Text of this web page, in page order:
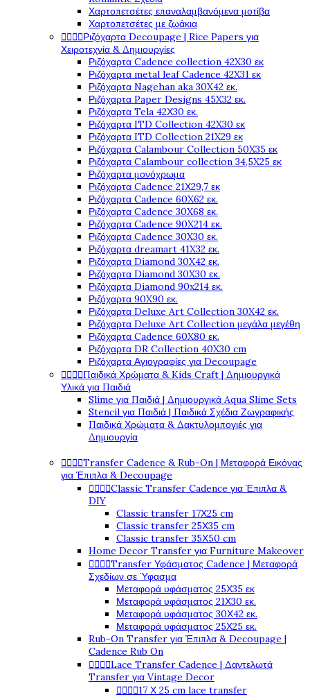
Χαρτοπετσέτες επαναλαμβανόμενα μοτίβα
Χαρτοπετσέτες με ζωάκια
Ριζόχαρτα Decoupage | Rice Papers για
Χειροτεχνία & Δημιουργίες
Ριζόχαρτα Cadence collection 42X30 εκ
Ριζόχαρτα metal leaf Cadence 42X31 εκ
Ριζόχαρτα Nagehan aka 30X42 εκ.
Ριζόχαρτα Paper Designs 45X32 εκ.
Ριζόχαρτα Tela 42Χ30 εκ.
Ριζόχαρτα ITD Collection 42X30 εκ
Ριζόχαρτα ITD Collection 21X29 εκ
Ριζόχαρτα Calambour Collection 50X35 εκ
Ριζόχαρτα Calambour collection 34,5X25 εκ
Ριζόχαρτα μονόχρωμα
Ριζόχαρτα Cadence 21Χ29,7 εκ
Ριζόχαρτα Cadence 60X62 εκ.
Ριζόχαρτα Cadence 30X68 εκ.
Ριζόχαρτα Cadence 90X214 εκ.
Ριζόχαρτα Cadence 30X30 εκ.
Ριζόχαρτα dreamart 41X32 εκ.
Ριζόχαρτα Diamond 30X42 εκ.
Ριζόχαρτα Diamond 30X30 εκ.
Ριζόχαρτα Diamond 90x214 εκ.
Ριζόχαρτα 90X90 εκ.
Ριζόχαρτα Deluxe Art Collection 30X42 εκ.
Ριζόχαρτα Deluxe Art Collection μεγάλα μεγέθη
Ριζόχαρτα Cadence 60X80 εκ.
Ριζόχαρτα DR Collection 40X30 cm
Ριζόχαρτα Αγιογραφίες για Decoupage
Παιδικά Χρώματα & Kids Craft | Δημιουργικά
Υλικά για Παιδιά
Slime για Παιδιά | Δημιουργικά Aqua Slime Sets
Stencil για Παιδιά | Παιδικά Σχέδια Ζωγραφικής
Παιδικά Χρώματα & Δακτυλομπογιές για
Δημιουργία
Transfer Cadence & Rub-On | Μεταφορά Εικόνας
για Έπιπλα & Decoupage
Classic Transfer Cadence για Έπιπλα &
DIY
Classic transfer 17Χ25 cm
Classic transfer 25Χ35 cm
Classic transfer 35Χ50 cm
Home Decor Transfer για Furniture Makeover
Transfer Υφάσματος Cadence | Μεταφορά
Σχεδίων σε Ύφασμα
Μεταφορά υφάσματος 25Χ35 εκ
Μεταφορά υφάσματος 21Χ30 εκ.
Μεταφορά υφάσματος 30Χ42 εκ.
Μεταφορά υφάσματος 25Χ25 εκ.
Rub-On Transfer για Έπιπλα & Decoupage |
Cadence Rub On
Lace Transfer Cadence | Δαντελωτά
Transfer για Vintage Decor
17 Χ 25 cm lace transfer